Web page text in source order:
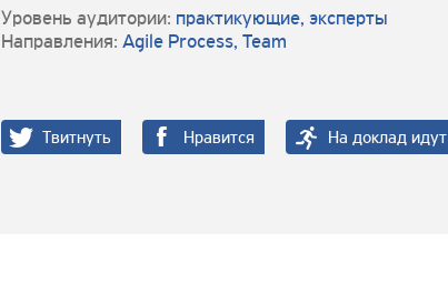
Уровень аудитории: практикующие, эксперты
Направления: Agile Process, Team
Твитнуть Нравится На доклад идут